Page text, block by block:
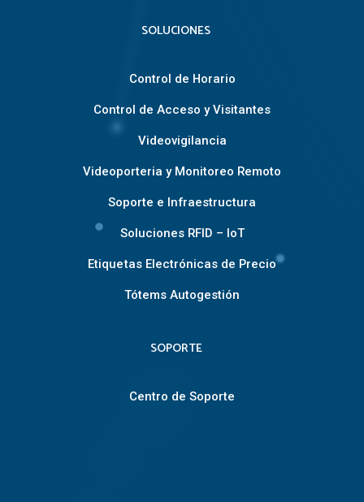
SOLUCIONES
Control de Horario
Control de Acceso y Visitantes
Videovigilancia
Videoporteria y Monitoreo Remoto
Soporte e Infraestructura
Soluciones RFID – IoT
Etiquetas Electrónicas de Precio
Tótems Autogestión
SOPORTE
Centro de Soporte